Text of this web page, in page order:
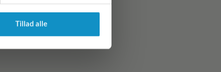
Tillad alle